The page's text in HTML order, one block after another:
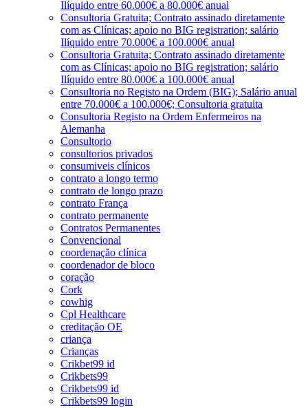
Ilíquido entre 60.000€ a 80.000€ anual
Consultoria Gratuita; Contrato assinado diretamente
com as Clínicas; apoio no BIG registration; salário
Ilíquido entre 70.000€ a 100.000€ anual
Consultoria Gratuita; Contrato assinado diretamente
com as Clínicas; apoio no BIG registration; salário
Ilíquido entre 80.000€ a 100.000€ anual
Consultoria no Registo na Ordem (BIG); Salário anual
entre 70.000€ a 100.000€; Consultoria gratuita
Consultoria Registo na Ordem Enfermeiros na
Alemanha
Consultorio
consultorios privados
consumiveis clínicos
contrato a longo termo
contrato de longo prazo
contrato França
contrato permanente
Contratos Permanentes
Convencional
coordenação clínica
coordenador de bloco
coração
Cork
cowhig
Cpl Healthcare
creditação OE
criança
Crianças
Crikbet99 id
Crikbets99
Crikbets99 id
Crikbets99 login